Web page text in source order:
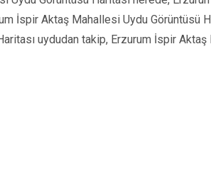
İspir Aktaş Mahallesi Uydu Görüntüsü
uydudan takip, Erzurum İspir